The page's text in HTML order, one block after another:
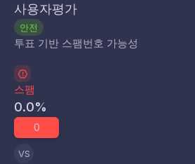
사용자평가
안전
투표 기반 스팸번호 가능성
스팸
0.0%
0
VS